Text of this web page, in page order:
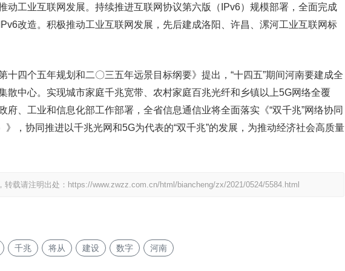
动工业互联网发展。持续推进互联网协议第六版（IPv6）规模部署，全面完成
改造。积极推动工业互联网发展，先后建成洛阳、许昌、漯河工业互联网标
十四个五年规划和二〇三五年远景目标纲要》提出，“十四五”期间河南要建成全
散中心。实现城市家庭千兆宽带、农村家庭百兆光纤和乡镇以上5G网络全覆
府、工业和信息化部工作部署，全省信息通信业将全面落实《“双千兆”网络协同
》，协同推进以千兆光网和5G为代表的“双千兆”的发展，为推动经济社会高质量
载请注明出处： https://www.zwzz.com.cn/html/biancheng/zx/2021/0524/5584.html
千兆 将从 建设 数字 河南